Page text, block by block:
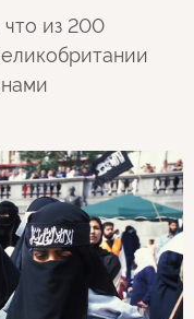
что из 200